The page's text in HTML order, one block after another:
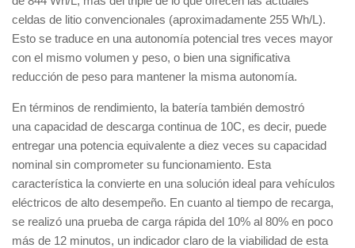
celdas de litio convencionales (aproximadamente 255 Wh/L).
Esto se traduce en una autonomía potencial tres veces mayor
con el mismo volumen y peso, o bien una significativa
reducción de peso para mantener la misma autonomía.
En términos de rendimiento, la batería también demostró
una capacidad de descarga continua de 10C, es decir, puede
entregar una potencia equivalente a diez veces su capacidad
nominal sin comprometer su funcionamiento. Esta
característica la convierte en una solución ideal para vehículos
eléctricos de alto desempeño. En cuanto al tiempo de recarga,
se realizó una prueba de carga rápida del 10% al 80% en poco
más de 12 minutos, un indicador claro de la viabilidad de esta